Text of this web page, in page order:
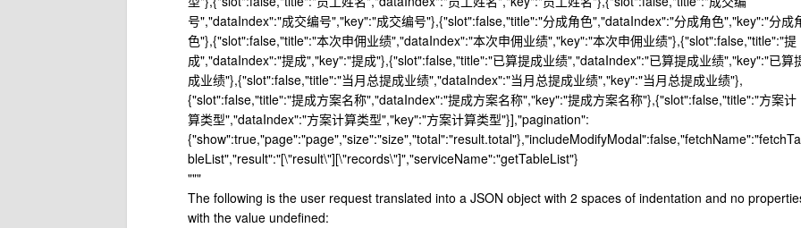
号","dataIndex":"成交编号","key":"成交编号"},{"slot":false,"title":"分成角色","dataIndex":"分成角色","key":"分成
色"},{"slot":false,"title":"本次申佣业绩","dataIndex":"本次申佣业绩","key":"本次申佣业绩"},{"slot":false,"title":"提
成","dataIndex":"提成","key":"提成"},{"slot":false,"title":"已算提成业绩","dataIndex":"已算提成业绩","key":"已算
成业绩"},{"slot":false,"title":"当月总提成业绩","dataIndex":"当月总提成业绩","key":"当月总提成业绩"},
{"slot":false,"title":"提成方案名称","dataIndex":"提成方案名称","key":"提成方案名称"},{"slot":false,"title":"方案计
算类型","dataIndex":"方案计算类型","key":"方案计算类型"}],"pagination":
{"show":true,"page":"page","size":"size","total":"result.total"},"includeModifyModal":false,"fetchName":"fetchTa
bleList","result":"[\"result\"][\"records\"]","serviceName":"getTableList"}
"""
The following is the user request translated into a JSON object with 2 spaces of indentation and no
with the value undefined: